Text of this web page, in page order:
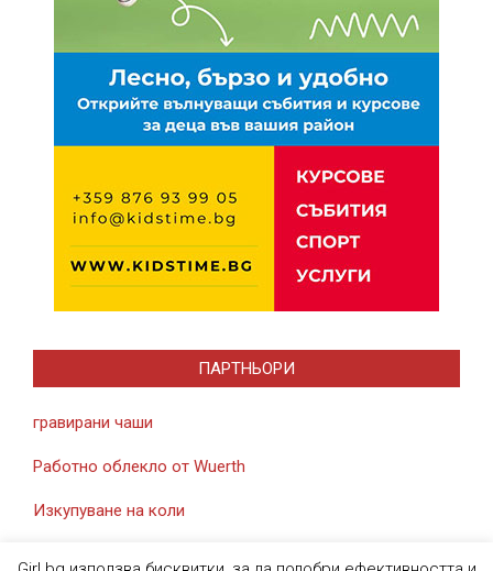
ПАРТНЬОРИ
гравирани чаши
Работно облекло от Wuerth
Изкупуване на коли